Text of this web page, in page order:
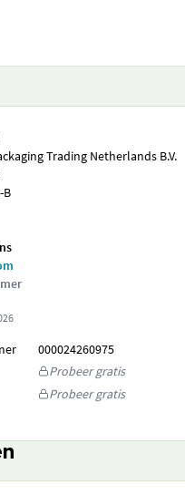
Trading Netherlands B.V.
B
000024260975
Probeer gratis
Probeer gratis